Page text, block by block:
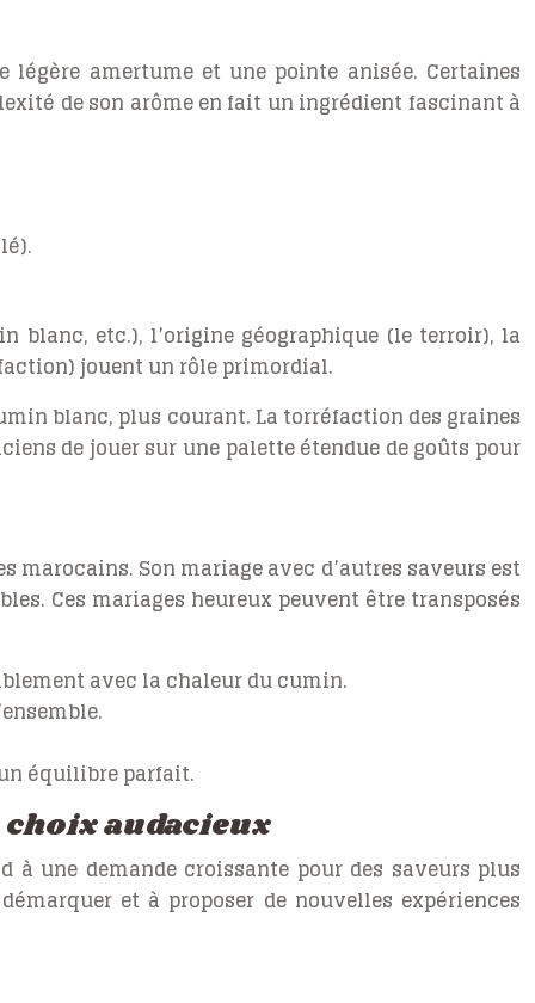
amertume et une pointe anisée. Certaines
de son arôme en fait un ingrédient fascinant à
etc.), l’origine géographique (le terroir), la
jouent un rôle primordial.
blanc, plus courant. La torréfaction des graines
de jouer sur une palette étendue de goûts pour
Son mariage avec d’autres saveurs est
Ces mariages heureux peuvent être transposés
avec la chaleur du cumin.
équilibre parfait.
audacieux
une demande croissante pour des saveurs plus
et à proposer de nouvelles expériences